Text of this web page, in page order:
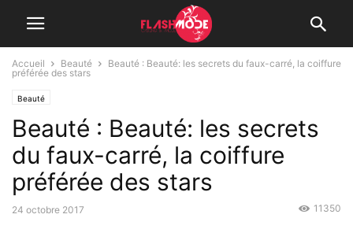
Accueil Beauté
Beauté : Beauté: les secrets du faux-carré, la coiffure
préférée des stars
Beauté
Beauté : Beauté: les secrets
du faux-carré, la coiffure
préférée des stars
24 octobre 2017 11350